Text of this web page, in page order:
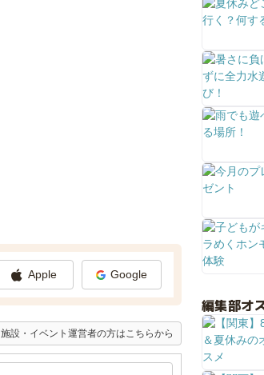
Apple Google
施設・イベント運営者の方はこちらから
編集部オ